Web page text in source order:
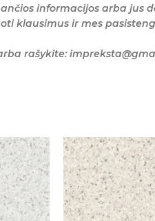
informacijos arba jus
klausimus ir mes
rašykite: